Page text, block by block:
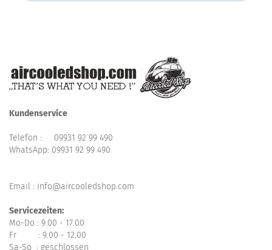
Kundenservice
Telefon : 09931 92 99 490
WhatsApp: 09931 92 99 490
Email : info@aircooledshop.com
Servicezeiten:
Mo-Do : 9.00 - 17.00
Fr : 9.00 - 12.00
Sa-So : geschlossen